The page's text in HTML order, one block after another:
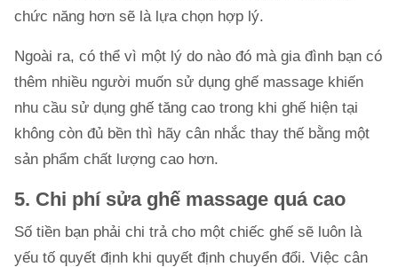
chức năng hơn sẽ là lựa chọn hợp lý.
Ngoài ra, có thể vì một lý do nào đó mà gia đình bạn có
thêm nhiều người muốn sử dụng ghế massage khiến
nhu cầu sử dụng ghế tăng cao trong khi ghế hiện tại
không còn đủ bền thì hãy cân nhắc thay thế bằng một
sản phẩm chất lượng cao hơn.
5. Chi phí sửa ghế massage quá cao
Số tiền bạn phải chi trả cho một chiếc ghế sẽ luôn là
yếu tố quyết định khi quyết định chuyển đổi. Việc cân